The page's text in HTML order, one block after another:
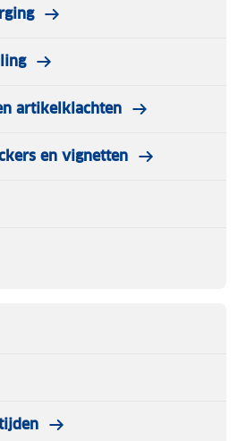
artikelklachten
en vignetten